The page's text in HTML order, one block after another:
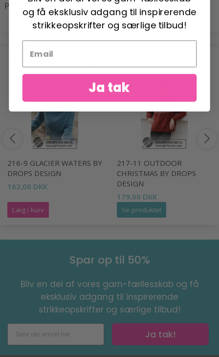
pinde. Får du for få masker på 10 cm, skift til tyndere pinde.
216-9 GLACIER WATERS BY
DROPS DESIGN
162,00 DKK
Læg i kurv
217-11 OUTDOOR
CHRISTMAS BY DROPS
DESIGN
179,00 DKK
Se produktet
Spar op til 50%
Bliv en del af vores garn-fællesskab og få
eksklusiv adgang til inspirerende
strikkeopskrifter og særlige tilbud!
Ja tak!
og få eksklusiv adgang til inspirerende
strikkeopskrifter og særlige tilbud!
Ja tak